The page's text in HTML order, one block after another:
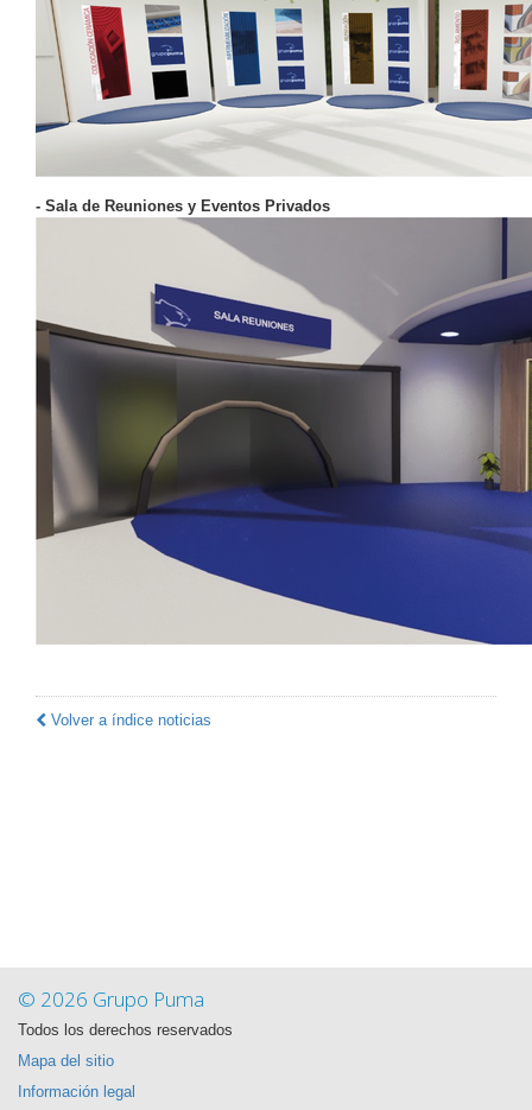
- Sala de Reuniones y Eventos Privados
Volver a índice noticias
© 2026 Grupo Puma
Todos los derechos reservados
Mapa del sitio
Información legal